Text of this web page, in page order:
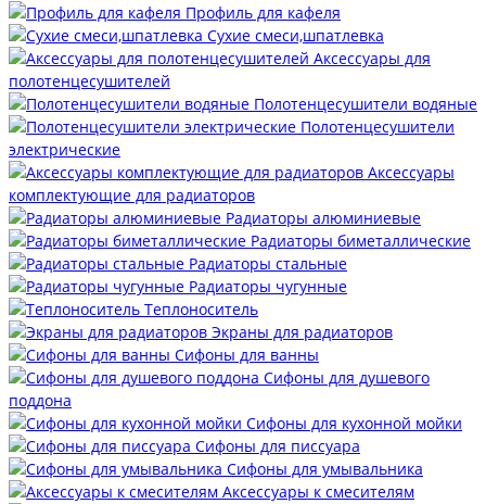
Профиль для кафеля
Сухие смеси,шпатлевка
Аксессуары для
полотенцесушителей
Полотенцесушители водяные
Полотенцесушители
электрические
Аксессуары
комплектующие для радиаторов
Радиаторы алюминиевые
Радиаторы биметаллические
Радиаторы стальные
Радиаторы чугунные
Теплоноситель
Экраны для радиаторов
Сифоны для ванны
Сифоны для душевого
поддона
Сифоны для кухонной мойки
Сифоны для писсуара
Сифоны для умывальника
Аксессуары к смесителям